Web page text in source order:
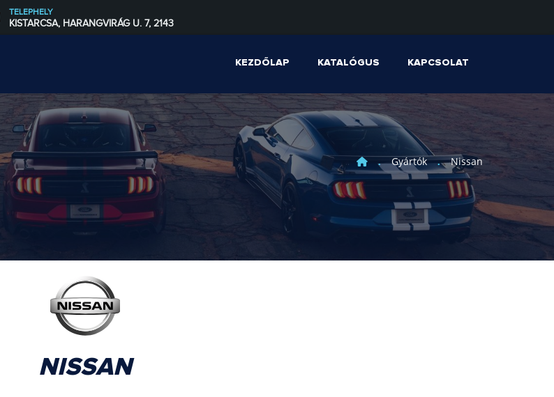
TELEPHELY
KISTARCSA, HARANGVIRÁG U. 7, 2143
KEZDŐLAP KATALÓGUS KAPCSOLAT
Gyártók Nissan
NISSAN